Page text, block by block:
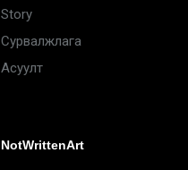
Story
Сурвалжлага
Асуулт
NotWrittenArt